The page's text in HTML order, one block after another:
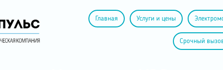
Главная Услуги и цены
Срочный